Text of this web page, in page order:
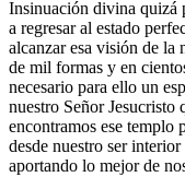
Insinuación divina quizá
a regresar al estado
alcanzar esa visión de la
de mil formas y en
necesario para ello un
nuestro Señor Jesucristo
encontramos ese templo
desde nuestro ser
aportando lo mejor de